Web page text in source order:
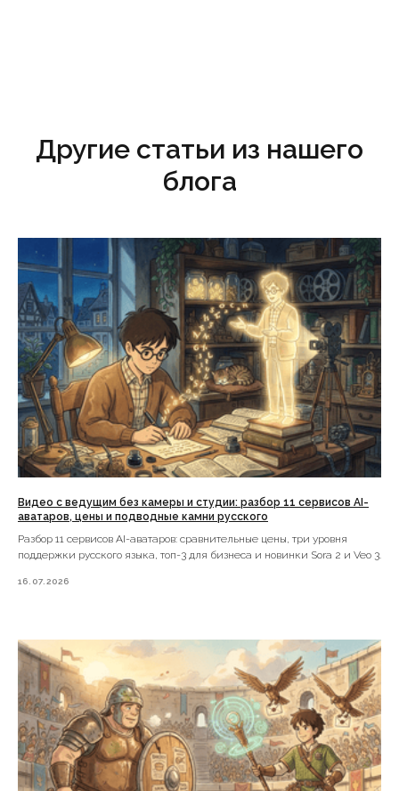
Другие статьи из нашего
блога
Видео с ведущим без камеры и студии: разбор 11 сервисов AI-
аватаров, цены и подводные камни русского
Разбор 11 сервисов AI-аватаров: сравнительные цены, три уровня
поддержки русского языка, топ-3 для бизнеса и новинки Sora 2 и Veo 3.
16.07.2026